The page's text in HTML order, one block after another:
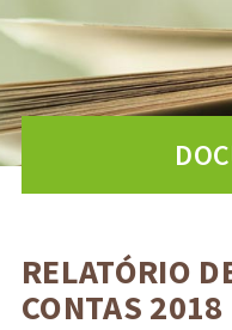
RELATÓRIO
CONTAS 2018